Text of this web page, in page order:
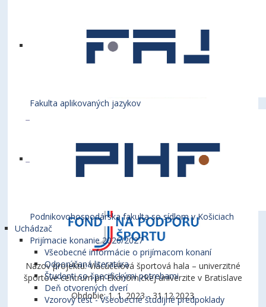
Fakulta aplikovaných jazykov
Podnikovohospodárska fakulta so sídlom v Košiciach
Uchádzač
Prijímacie konanie 2026/2027
Všeobecné informácie o prijímacom konaní
Odporúčaná literatúra
Študenti so špecifickými potrebami
Deň otvorených dverí
Vzorový test - Všeobecné študijné predpoklady
Názov projektu: Viacúčelová športová hala – univerzitné
športové centrum pri Ekonomickej univerzite v Bratislave
Obdobie: 1. 1. 2023 - 31.12.2023